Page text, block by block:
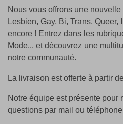
Nous vous offrons une
Lesbien, Gay, Bi, Trans, Queer,
encore ! Entrez dans les
Mode... et découvrez une
notre communauté.
La livraison est offerte à partir
Notre équipe est présente pour
questions par mail ou